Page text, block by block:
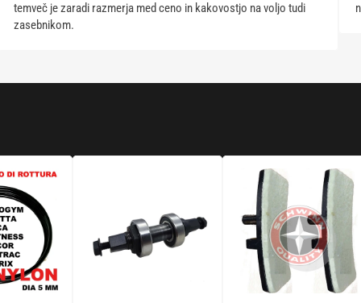
temveč je zaradi razmerja med ceno in kakovostjo na voljo tudi
zasebnikom.